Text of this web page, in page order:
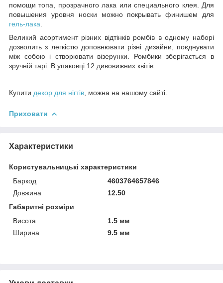
помощи топа, прозрачного лака или специального клея. Для
повышения уровня носки можно покрывать финишем для
гель-лака
Великий асортимент різних відтінків ромбів в одному наборі
дозволить з легкістю доповнювати різні дизайни, поєднувати
між собою і створювати візерунки. Ромбики зберігається в
зручній тарі. В упаковці 12 дивовижних квітів.
Купити декор для нігтів , можна на нашому сайті.
Приховати
Характеристики
Користувальницькі характеристики
Баркод
4603764657846
Довжина
12.50
Габаритні розміри
Висота
1.5 мм
Ширина
9.5 мм